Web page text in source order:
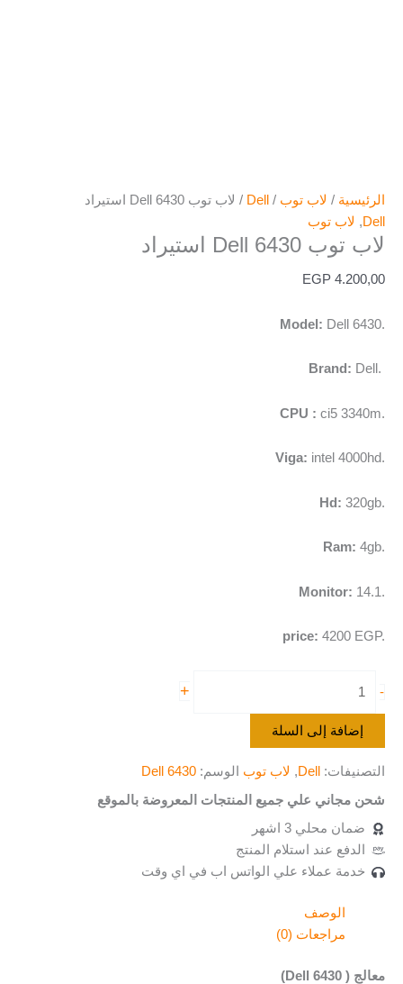
الرئيسية / لاب توب /
Dell / لاب توب Dell 6430 استيراد
Dell
, لاب توب
لاب توب Dell 6430 استيراد
EGP 4.200,00
Model: Dell 6430.
Brand: Dell.
CPU : ci5 3340m.
Viga: intel 4000hd.
Hd: 320gb.
Ram: 4gb.
Monitor: 14.1.
price: 4200 EGP.
-
+
إضافة إلى السلة
التصنيفات: Dell
, لاب توب الوسم: Dell 6430
شحن مجاني علي جميع المنتجات المعروضة بالموقع
ضمان محلي 3 اشهر
الدفع عند استلام المنتج
خدمة عملاء علي الواتس اب في اي وقت
الوصف
مراجعات (0)
معالج ( Dell 6430)